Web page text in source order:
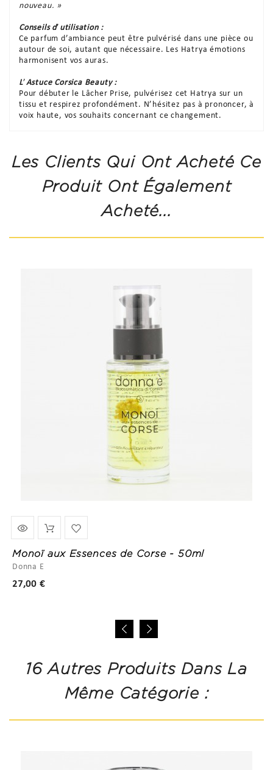
nouveau. »
Conseils d’ utilisation :
Ce parfum d’ambiance peut être pulvérisé dans une pièce ou
autour de soi, autant que nécessaire. Les Hatrya émotions
harmonisent vos auras.
L’Astuce Corsica Beauty :
Pour débuter le Lâcher Prise, pulvérisez cet Hatrya sur un
tissu et respirez profondément. N’hésitez pas à prononcer, à
voix haute, vos souhaits concernant ce changement.
Les Clients Qui Ont Acheté Ce
Produit Ont Également
Acheté...
Monoï aux Essences de Corse - 50ml
Donna E
27,00 €
16 Autres Produits Dans La
Même Catégorie :